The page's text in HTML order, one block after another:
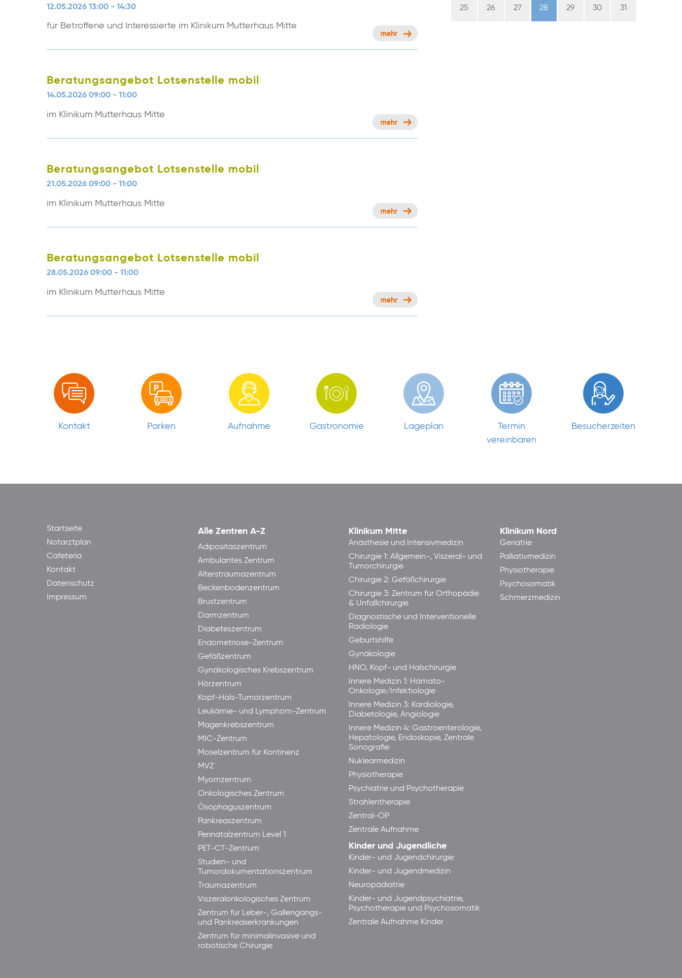
12.05.2026 13:00 - 14:30
für Betroffene und Interessierte im Klinikum Mutterhaus Mitte
mehr
Beratungsangebot Lotsenstelle mobil
14.05.2026 09:00 - 11:00
im Klinikum Mutterhaus Mitte
mehr
Beratungsangebot Lotsenstelle mobil
21.05.2026 09:00 - 11:00
im Klinikum Mutterhaus Mitte
mehr
Beratungsangebot Lotsenstelle mobil
28.05.2026 09:00 - 11:00
im Klinikum Mutterhaus Mitte
mehr
25 26 27 28 29 30 31
Kontakt Parken Aufnahme Gastronomie Lageplan
Termin
vereinbaren
Besucherzeiten
Startseite
Notarztplan
Cafeteria
Kontakt
Datenschutz
Impressum
Alle Zentren A-Z
Adipositaszentrum
Ambulantes Zentrum
Alterstraumazentrum
Beckenbodenzentrum
Brustzentrum
Darmzentrum
Diabeteszentrum
Endometriose-Zentrum
Gefäßzentrum
Gynäkologisches Krebszentrum
Hörzentrum
Kopf-Hals-Tumorzentrum
Leukämie- und Lymphom-Zentrum
Magenkrebszentrum
MIC-Zentrum
Moselzentrum für Kontinenz
MVZ
Myomzentrum
Onkologisches Zentrum
Ösophaguszentrum
Pankreaszentrum
Perinatalzentrum Level 1
PET-CT-Zentrum
Studien- und
Tumordokumentationszentrum
Traumazentrum
Viszeralonkologisches Zentrum
Zentrum für Leber-, Gallengangs-
und Pankreaserkrankungen
Zentrum für minimalinvasive und
robotische Chirurgie
Klinikum Mitte
Anästhesie und Intensivmedizin
Chirurgie 1: Allgemein-, Viszeral- und
Tumorchirurgie
Chirurgie 2: Gefäßchirurgie
Chirurgie 3: Zentrum für Orthopädie
& Unfallchirurgie
Diagnostische und Interventionelle
Radiologie
Geburtshilfe
Gynäkologie
HNO, Kopf- und Halschirurgie
Innere Medizin 1: Hämato-
Onkologie/Infektiologie
Innere Medizin 3: Kardiologie,
Diabetologie, Angiologie
Innere Medizin 4: Gastroenterologie,
Hepatologie, Endoskopie, Zentrale
Sonografie
Nuklearmedizin
Physiotherapie
Psychiatrie und Psychotherapie
Strahlentherapie
Zentral-OP
Zentrale Aufnahme
Kinder und Jugendliche
Kinder- und Jugendchirurgie
Kinder- und Jugendmedizin
Neuropädiatrie
Kinder- und Jugendpsychiatrie,
Psychotherapie und Psychosomatik
Zentrale Aufnahme Kinder
Klinikum Nord
Geriatrie
Palliativmedizin
Physiotherapie
Psychosomatik
Schmerzmedizin